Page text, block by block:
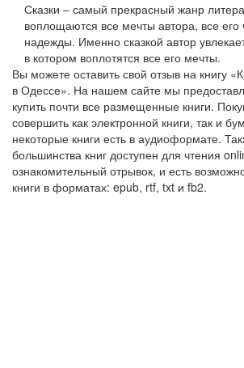
Сказки – самый прекрасный жанр
воплощаются все мечты автора, все его
надежды. Именно сказкой автор
в котором воплотятся все его мечты.
Вы можете оставить свой отзыв на книгу
в Одессе». На нашем сайте мы
купить почти все размещенные книги.
совершить как электронной книги, так и
некоторые книги есть в аудиоформате.
большинства книг доступен для чтения
ознакомительный отрывок, и есть
книги в форматах: epub, rtf, txt и fb2.